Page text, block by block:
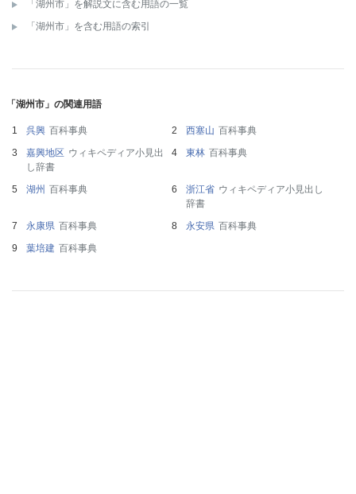
「湖州市」を解説文に含む用語の一覧
「湖州市」を含む用語の索引
「湖州市」の関連用語
呉興 百科事典 西塞山 百科事典
嘉興地区 ウィキペディア小見出
し辞書
東林 百科事典
湖州 百科事典 浙江省 ウィキペディア小見出し
辞書
永康県 百科事典 永安県 百科事典
葉培建 百科事典